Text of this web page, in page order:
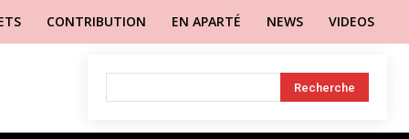
CONTRIBUTION EN APARTÉ NEWS VIDEOS
Recherche